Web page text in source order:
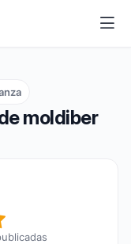
moldiber
global: 9,6